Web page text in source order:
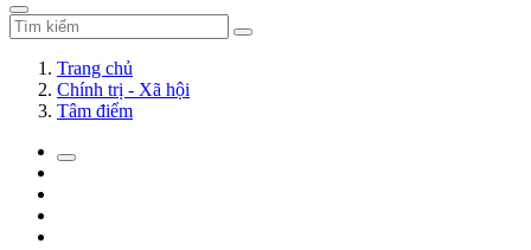
Trang chủ
Chính trị - Xã hội
Tâm điểm